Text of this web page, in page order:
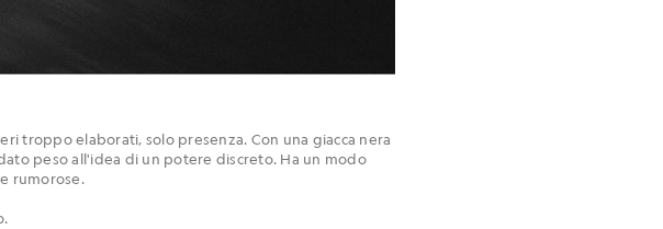
troppo elaborati, solo presenza. Con una giacca nera
peso all'idea di un potere discreto. Ha un modo
rumorose.